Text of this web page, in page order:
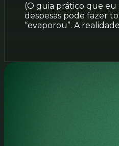
(O guia prático que
despesas pode fazer
“evaporou”. A